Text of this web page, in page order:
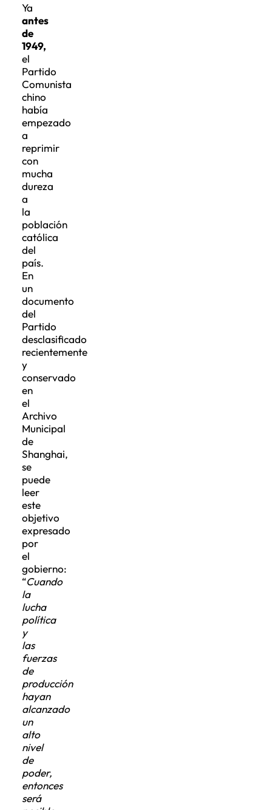
Ya
antes
de
1949,
el
Partido
Comunista
chino
había
empezado
a
reprimir
con
mucha
dureza
a
la
población
católica
del
país.
En
un
documento
del
Partido
desclasificado
recientemente
y
conservado
en
el
Archivo
Municipal
de
Shanghai,
se
puede
leer
este
objetivo
expresado
por
el
gobierno:
“Cuando
la
lucha
política
y
las
fuerzas
de
producción
hayan
alcanzado
un
alto
nivel
de
poder,
entonces
será